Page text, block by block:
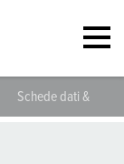
Schede dati &